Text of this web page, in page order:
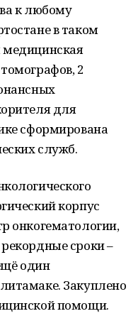
к любому
в таком
медицинская
2
для
сформирована
служб.
корпус
онкогематологии,
сроки –
один
Закуплено
помощи.